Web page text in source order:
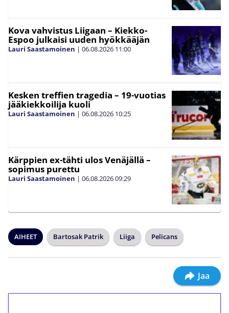
Kova vahvistus Liigaan – Kiekko-
Espoo julkaisi uuden hyökkääjän
Lauri Saastamoinen | 06.08.2026 11:00
Kesken treffien tragedia – 19-vuotias
jääkiekkoilija kuoli
Lauri Saastamoinen | 06.08.2026 10:25
Kärppien ex-tähti ulos Venäjällä –
sopimus purettu
Lauri Saastamoinen | 06.08.202609:29
AIHEET Bartosak Patrik Liiga Pelicans
Jaa